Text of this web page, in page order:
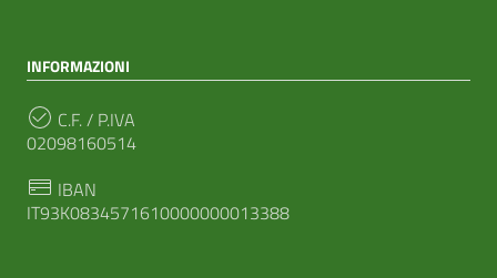
INFORMAZIONI
C.F. / P.IVA
02098160514
IBAN
IT93K0834571610000000013388